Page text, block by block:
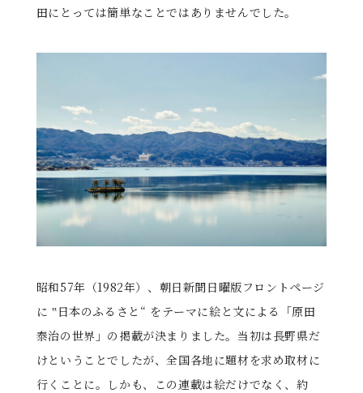
田にとっては簡単なことではありませんでした。
昭和57年（1982年）、朝日新聞日曜版フロントページ
に ‟日本のふるさと“ をテーマに絵と文による「原田
泰治の世界」の掲載が決まりました。当初は長野県だ
けということでしたが、全国各地に題材を求め取材に
行くことに。しかも、この連載は絵だけでなく、約